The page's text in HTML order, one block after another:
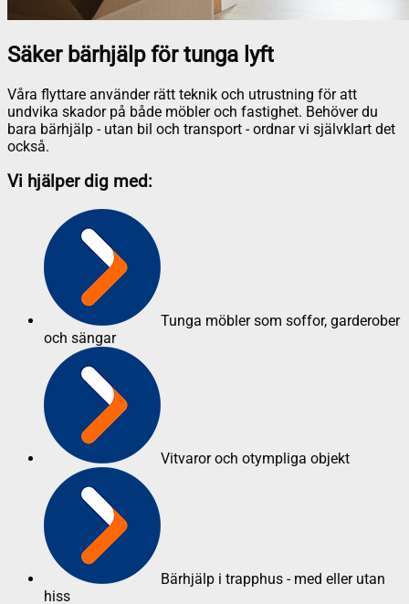
Säker bärhjälp för tunga lyft
Våra flyttare använder rätt teknik och utrustning för att
undvika skador på både möbler och fastighet. Behöver du
bara bärhjälp - utan bil och transport - ordnar vi självklart det
också.
Vi hjälper dig med:
Tunga möbler som soffor, garderober
och sängar
Vitvaror och otympliga objekt
Bärhjälp i trapphus - med eller utan
hiss